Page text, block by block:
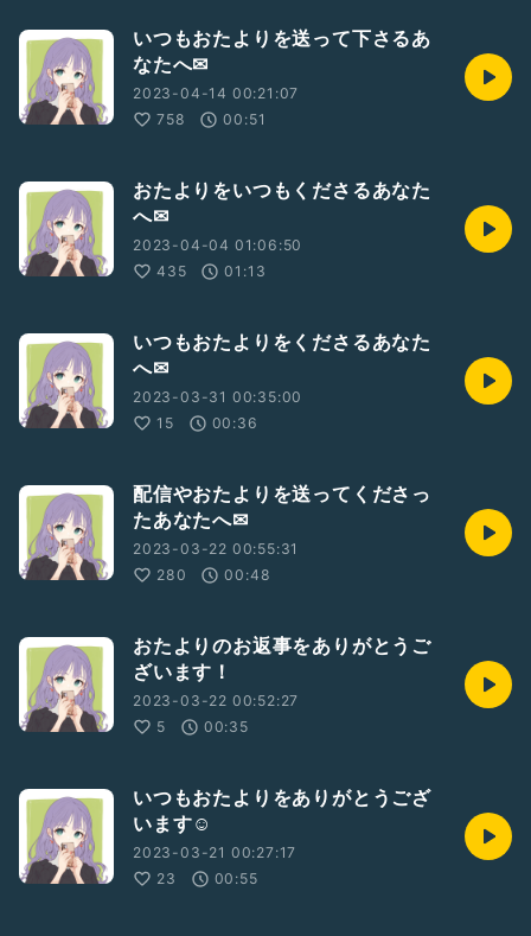
いつもおたよりを送って下さるあ
なたへ✉
2023-04-14 00:21:07
758
00:51
おたよりをいつもくださるあなた
へ✉
2023-04-04 01:06:50
435
01:13
いつもおたよりをくださるあなた
へ✉
2023-03-31 00:35:00
15
00:36
配信やおたよりを送ってくださっ
たあなたへ✉
2023-03-22 00:55:31
280
00:48
おたよりのお返事をありがとうご
ざいます！
2023-03-22 00:52:27
5
00:35
いつもおたよりをありがとうござ
います☺
2023-03-21 00:27:17
23
00:55